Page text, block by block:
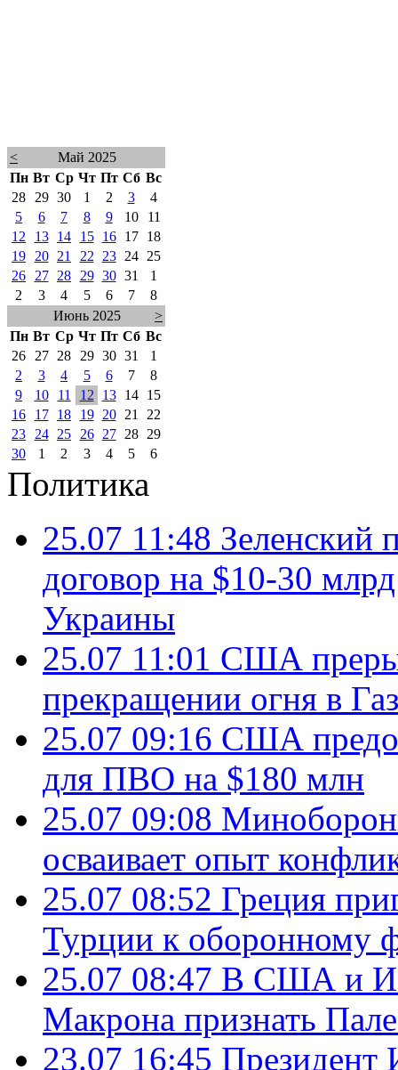
<
Май 2025
Пн Вт Ср Чт Пт Сб Вс
28
29 30 1 2 3
4
5
6 7 8 9 10
11
12
13 14 15 16 17
18
19
20 21 22 23 24
25
26
27 28 29 30 31
1
2
3 4 5 6 7
8
Июнь 2025
>
Пн Вт Ср Чт Пт Сб Вс
26
27 28 29 30 31
1
2
3 4 5 6 7
8
9
10 11 12 13 14
15
16
17 18 19 20 21
22
23
24 25 26 27 28
29
30
1 2 3 4 5 6
Политика
25.07 11:48 Зеленский
договор на $10-30
Украины
25.07 11:01 США
прекращении огня в
25.07 09:16 США
для ПВО на $180 млн
25.07 09:08
осваивает опыт
25.07 08:52 Греция
Турции к оборонному
25.07 08:47 В США и
Макрона признать
23.07 16:45 Президент